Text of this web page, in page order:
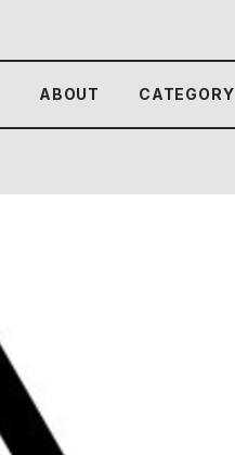
ABOUT CATEGORY